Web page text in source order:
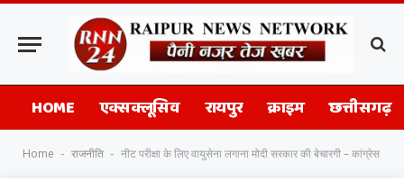
HOME एक्सक्लूसिव रायपुर क्राइम छत्तीसगढ़
Home - राजनीति - नीट परीक्षा के लिए वायुसेना लगाना मोदी सरकार की बेचारगी – कांग्रेस